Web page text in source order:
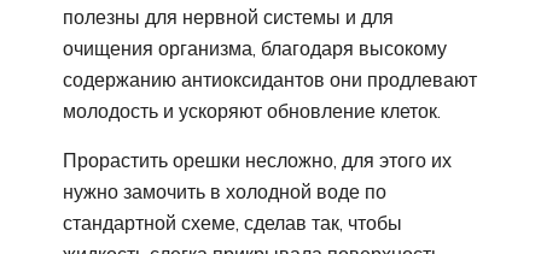
полезны для нервной системы и для
очищения организма, благодаря высокому
содержанию антиоксидантов они продлевают
молодость и ускоряют обновление клеток.
Прорастить орешки несложно, для этого их
нужно замочить в холодной воде по
стандартной схеме, сделав так, чтобы